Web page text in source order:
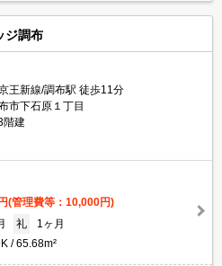
ジ調布
王新線/調布駅 徒歩11分
市下石原１丁目
階建
(管理費等：10,000円)
礼
1ヶ月
65.68m²